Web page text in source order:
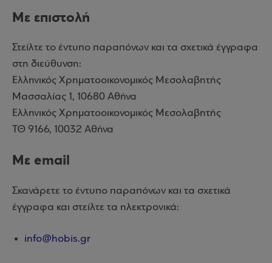
Με επιστολή
Στείλτε το έντυπο παραπόνων και τα σχετικά έγγραφα
στη διεύθυνση:
Ελληνικός Χρηματοοικονομικός Μεσολαβητής
Μασσαλίας 1, 10680 Αθήνα
Ελληνικός Χρηματοοικονομικός Μεσολαβητής
ΤΘ 9166, 10032 Αθήνα
Με email
Σκανάρετε το έντυπο παραπόνων και τα σχετικά
έγγραφα και στείλτε τα ηλεκτρονικά:
info@hobis.gr